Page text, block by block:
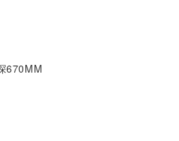
670MM